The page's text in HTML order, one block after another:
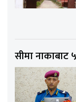
सीमा नाकाबाट